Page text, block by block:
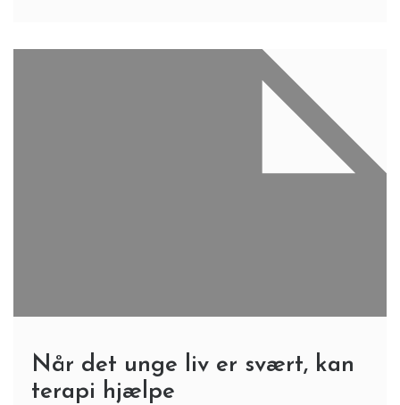
Når det unge liv er svært, kan
terapi hjælpe